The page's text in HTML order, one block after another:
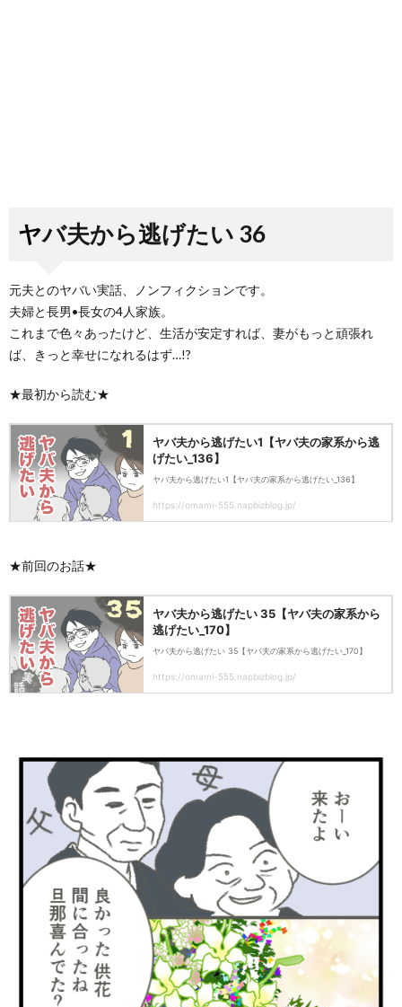
ヤバ夫から逃げたい 36
元夫とのヤバい実話、ノンフィクションです。
夫婦と長男•長女の4人家族。
これまで色々あったけど、生活が安定すれば、妻がもっと頑張れ
ば、きっと幸せになれるはず…!?
★最初から読む★
★前回のお話★